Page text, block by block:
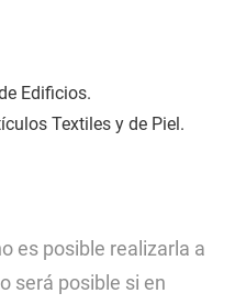
Edificios.
Textiles y de Piel.
es posible realizarla a
será posible si en